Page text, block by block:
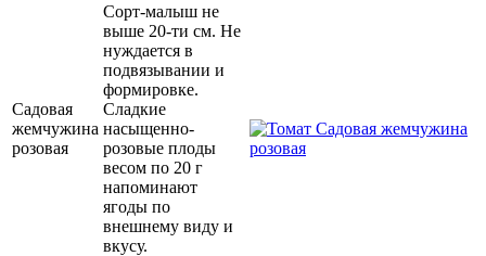
Садовая
жемчужина
розовая
Сорт-малыш не
выше 20-ти см. Не
нуждается в
подвязывании и
формировке.
Сладкие
насыщенно-
розовые плоды
весом по 20 г
напоминают
ягоды по
внешнему виду и
вкусу.